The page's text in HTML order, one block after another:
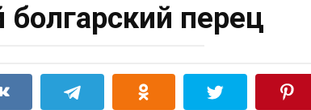
перец